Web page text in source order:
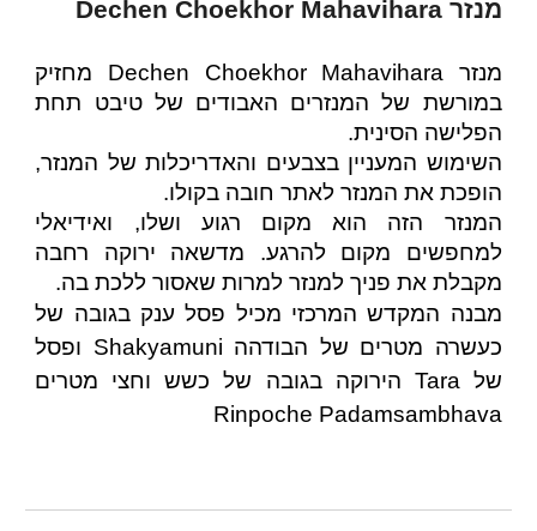
מנזר Dechen Choekhor Mahavihara
מנזר Dechen Choekhor Mahavihara מחזיק
במורשת של המנזרים האבודים של טיבט תחת
הפלישה הסינית.
השימוש המעניין בצבעים והאדריכלות של המנזר,
הופכת את המנזר לאתר חובה בקולו.
המנזר הזה הוא מקום רגוע ושלו, ואידיאלי
למחפשים מקום להרגע. מדשאה ירוקה רחבה
מקבלת את פניך למנזר למרות שאסור ללכת בה.
מבנה המקדש המרכזי מכיל פסל ענק בגובה של
כעשרה מטרים של הבודהה Shakyamuni ופסל
של Tara הירוקה בגובה של כשש וחצי מטרים
Rinpoche Padamsambhava